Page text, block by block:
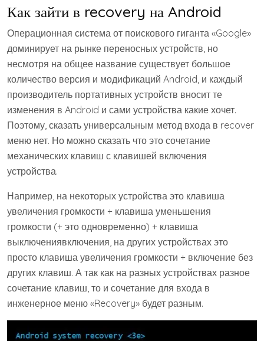
Как зайти в recovery на Android
Операционная система от поискового гиганта «Google»
доминирует на рынке переносных устройств, но
несмотря на общее название существует большое
количество версия и модификаций Android, и каждый
производитель портативных устройств вносит те
изменения в Android и сами устройства какие хочет.
Поэтому, сказать универсальным метод входа в recover
меню нет. Но можно сказать что это сочетание
механических клавиш с клавишей включения
устройства.
Например, на некоторых устройства это клавиша
увеличения громкости + клавиша уменьшения
громкости (+ это одновременно) + клавиша
выключениявключения, на других устройствах это
просто клавиша увеличения громкости + включение без
других клавиш. А так как на разных устройствах разное
сочетание клавиш, то и сочетание для входа в
инженерное меню «Recovery» будет разным.